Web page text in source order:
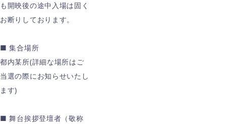
も開映後の途中入場は固く
お断りしております。
■ 集合場所
都内某所(詳細な場所はご
当選の際にお知らせいたし
ます)
■ 舞台挨拶登壇者（敬称